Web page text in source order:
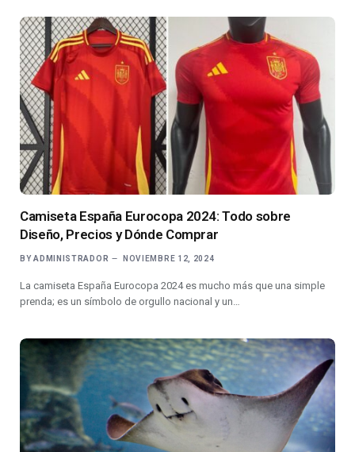
Camiseta España Eurocopa 2024: Todo sobre
Diseño, Precios y Dónde Comprar
BY ADMINISTRADOR NOVIEMBRE 12, 2024
La camiseta España Eurocopa 2024 es mucho más que una simple
prenda; es un símbolo de orgullo nacional y un…